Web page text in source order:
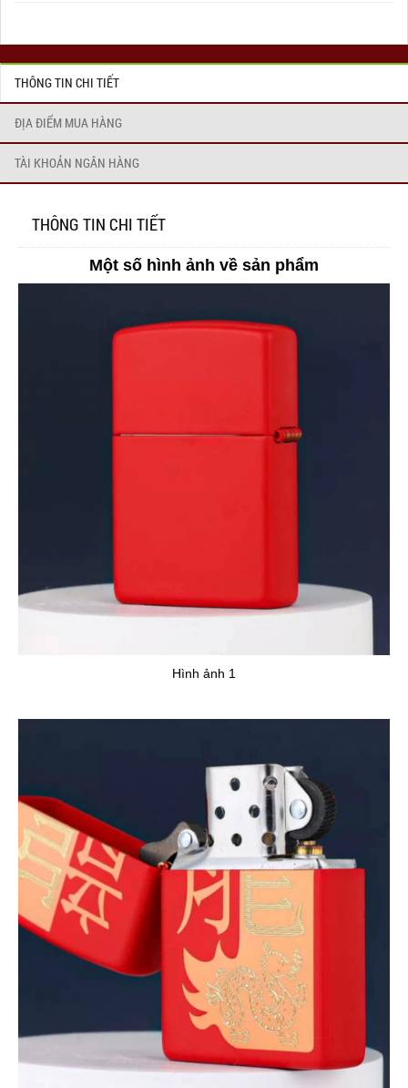
THÔNG TIN CHI TIẾT
ĐỊA ĐIỂM MUA HÀNG
TÀI KHOẢN NGÂN HÀNG
THÔNG TIN CHI TIẾT
Một số hình ảnh về sản phẩm
Hình ảnh 1